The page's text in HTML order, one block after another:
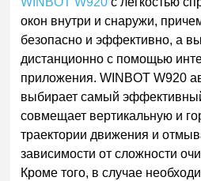
окон внутри и снаружи,
безопасно и эффективно, а
дистанционно с помощью
приложения. WINBOT W920
выбирает самый
совмещает вертикальную и
траектории движения и
зависимости от сложности
Кроме того, в случае